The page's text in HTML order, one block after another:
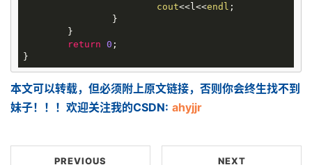
cout<<l<<endl ;
return 0 ;
本文可以转载，但必须附上原文链接，否则你会终生找不到
妹子！！！欢迎关注我的CSDN: ahyjjr
PREVIOUS
NEXT